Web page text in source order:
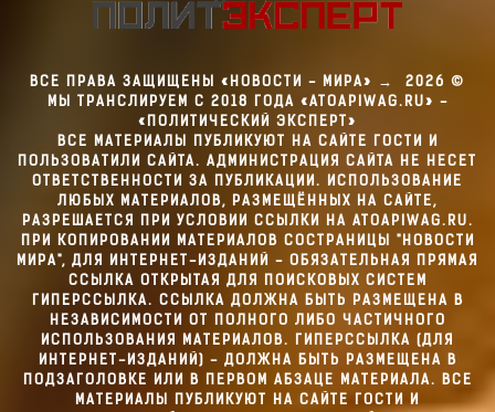
ВСЕ ПРАВА ЗАЩИЩЕНЫ «НОВОСТИ - МИРА» → 2026 ©
МЫ ТРАНСЛИРУЕМ С 2018 ГОДА «ATOAPIWAG.RU» -
«ПОЛИТИЧЕСКИЙ ЭКСПЕРТ»
ВСЕ МАТЕРИАЛЫ ПУБЛИКУЮТ НА САЙТЕ ГОСТИ И
ПОЛЬЗОВАТИЛИ САЙТА. АДМИНИСТРАЦИЯ САЙТА НЕ НЕСЕТ
ОТВЕТСТВЕННОСТИ ЗА ПУБЛИКАЦИИ. ИСПОЛЬЗОВАНИЕ
ЛЮБЫХ МАТЕРИАЛОВ, РАЗМЕЩЁННЫХ НА САЙТЕ,
РАЗРЕШАЕТСЯ ПРИ УСЛОВИИ ССЫЛКИ НА ATOAPIWAG.RU.
ПРИ КОПИРОВАНИИ МАТЕРИАЛОВ СОСТРАНИЦЫ "НОВОСТИ
МИРА", ДЛЯ ИНТЕРНЕТ-ИЗДАНИЙ - ОБЯЗАТЕЛЬНАЯ ПРЯМАЯ
ССЫЛКА ОТКРЫТАЯ ДЛЯ ПОИСКОВЫХ СИСТЕМ
ГИПЕРССЫЛКА. ССЫЛКА ДОЛЖНА БЫТЬ РАЗМЕЩЕНА В
НЕЗАВИСИМОСТИ ОТ ПОЛНОГО ЛИБО ЧАСТИЧНОГО
ИСПОЛЬЗОВАНИЯ МАТЕРИАЛОВ. ГИПЕРССЫЛКА (ДЛЯ
ИНТЕРНЕТ-ИЗДАНИЙ) - ДОЛЖНА БЫТЬ РАЗМЕЩЕНА В
ПОДЗАГОЛОВКЕ ИЛИ В ПЕРВОМ АБЗАЦЕ МАТЕРИАЛА. ВСЕ
МАТЕРИАЛЫ ПУБЛИКУЮТ НА САЙТЕ ГОСТИ И